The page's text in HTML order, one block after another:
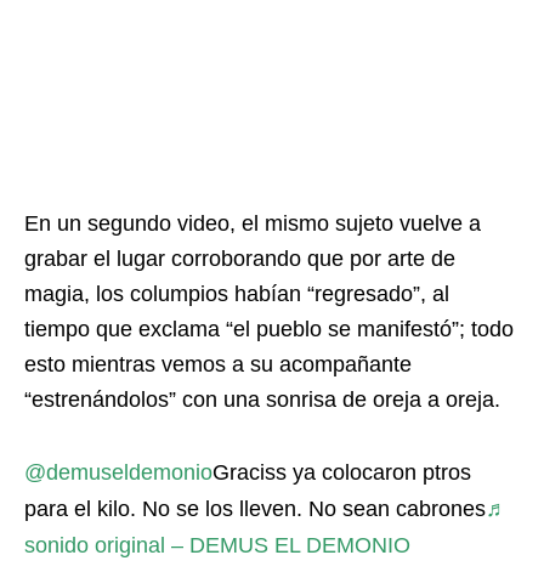
En un segundo video, el mismo sujeto vuelve a
grabar el lugar corroborando que por arte de
magia, los columpios habían “regresado”, al
tiempo que exclama “el pueblo se manifestó”; todo
esto mientras vemos a su acompañante
“estrenándolos” con una sonrisa de oreja a oreja.
@demuseldemonioGraciss ya colocaron ptros
para el kilo. No se los lleven. No sean cabrones♬
sonido original – DEMUS EL DEMONIO